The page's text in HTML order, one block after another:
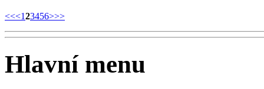
<<<123456>>>
Hlavní menu